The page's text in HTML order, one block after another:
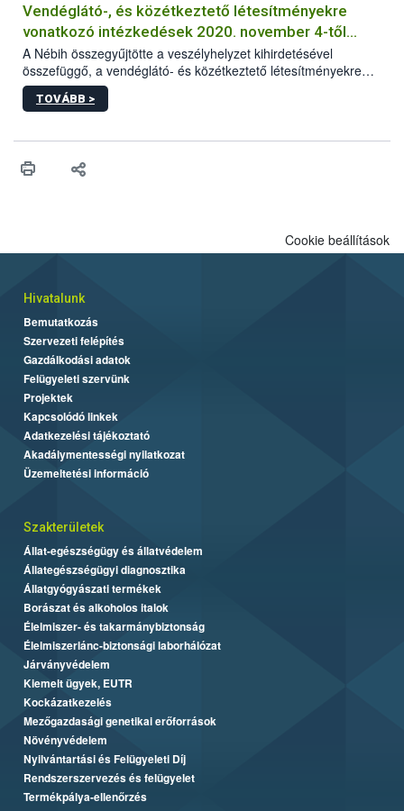
Vendéglátó-, és közétkeztető létesítményekre
vonatkozó intézkedések 2020. november 4-től
visszavonásig
A Nébih összegyűjtötte a veszélyhelyzet kihirdetésével
összefüggő, a vendéglátó- és közétkeztető létesítményekre
vonatkozó legfontosabb és aktuális információkat.
TOVÁBB >
Cookie beállítások
Hivatalunk
Bemutatkozás
Szervezeti felépítés
Gazdálkodási adatok
Felügyeleti szervünk
Projektek
Kapcsolódó linkek
Adatkezelési tájékoztató
Akadálymentességi nyilatkozat
Üzemeltetési információ
Szakterületek
Állat-egészségügy és állatvédelem
Állategészségügyi diagnosztika
Állatgyógyászati termékek
Borászat és alkoholos italok
Élelmiszer- és takarmánybiztonság
Élelmiszerlánc-biztonsági laborhálózat
Járványvédelem
Kiemelt ügyek, EUTR
Kockázatkezelés
Mezőgazdasági genetikai erőforrások
Növényvédelem
Nyilvántartási és Felügyeleti Díj
Rendszerszervezés és felügyelet
Termékpálya-ellenőrzés